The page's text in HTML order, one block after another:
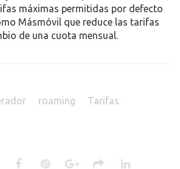
máximas permitidas por defecto
Másmóvil que reduce las tarifas
de una cuota mensual.
roaming Tarifas